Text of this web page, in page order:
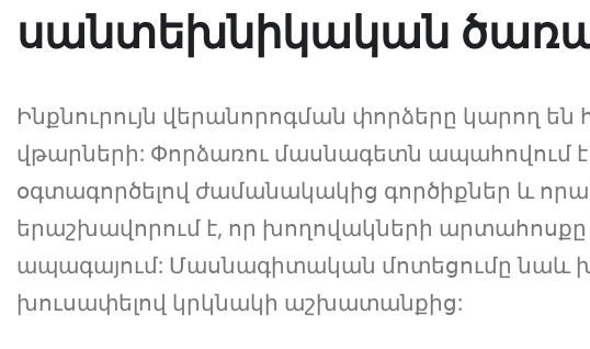
սանտեխնիկական
Ինքնուրույն վերանորոգման փորձերը կարող են
վթարների: Փորձառու մասնագետն ապահովում է
օգտագործելով ժամանակակից գործիքներ և
երաշխավորում է, որ խողովակների
ապագայում: Մասնագիտական մոտեցումը նաև
խուսափելով կրկնակի աշխատանքից: